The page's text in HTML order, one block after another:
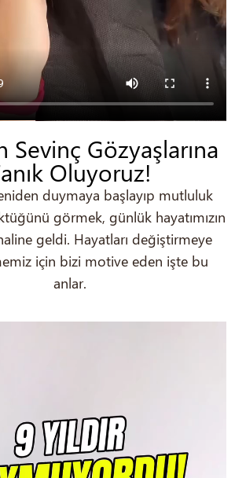
Sevinç Gözyaşlarına
Oluyoruz!
duymaya başlayıp mutluluk
görmek, günlük hayatımızın
geldi. Hayatları değiştirmeye
için bizi motive eden işte bu
anlar.